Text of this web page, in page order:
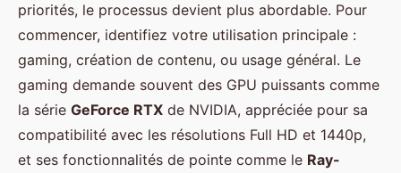
priorités, le processus devient plus abordable. Pour
commencer, identifiez votre utilisation principale :
gaming, création de contenu, ou usage général. Le
gaming demande souvent des GPU puissants comme
la série GeForce RTX de NVIDIA, appréciée pour sa
compatibilité avec les résolutions Full HD et 1440p,
et ses fonctionnalités de pointe comme le Ray-